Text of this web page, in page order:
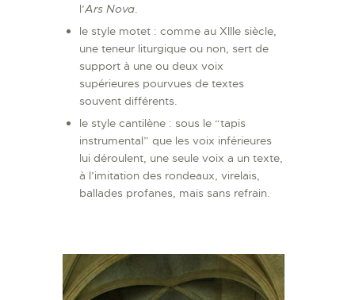
l’Ars Nova
le style motet : comme au XIIIe siècle,
une teneur liturgique ou non, sert de
support à une ou deux voix
supérieures pourvues de textes
souvent différents.
le style cantilène : sous le “tapis
instrumental” que les voix inférieures
lui déroulent, une seule voix a un texte,
à l’imitation des rondeaux, virelais,
ballades profanes, mais sans refrain.